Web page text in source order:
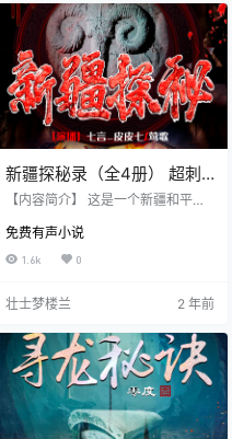
为人类，奉献出自己生命的地外生
命体。 而我的生死之交，同样是做
神秘调查工作的同事到底隐藏着什
么秘密？ 还有这个地球上最强悍的
部落是不是保护着中华民族的精神…
新疆探秘录（全4册） 超刺
激考古冒险悬疑多人剧
【内容简介】 这是一个新疆和平解
7世纪，蒙古准噶尔部控制了天山南
北，强制推行藏传佛教。部分穆斯
林带着经典和财物，迁入阿勒泰深
支解放军特别警卫连在阿勒泰深山
等地进行武装磨擦，新疆军区两名
少将叛逃；1976年，“文革”刚刚结
束，十支考古队在特种兵师长的率
领下秘密进入阿勒泰山区，没有人
知道他们的真实目的…
免费有声小说
1.6k 0
壮士梦楼兰 2 年前